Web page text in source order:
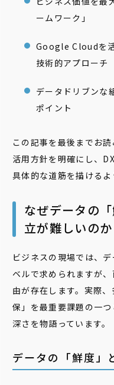
ームワーク」
Google Cloudを
技術的アプローチ
データドリブンな
ポイント
この記事を最後までお
活用方針を明確にし、
具体的な道筋を描けるよ
なぜデータの
立が難しいのか
ビジネスの現場では、
ベルで求められますが
由が存在します。実際
保」を最重要課題の一
深さを物語っています。
データの「鮮度」